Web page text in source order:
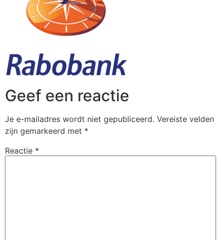
Geef een reactie
Je e-mailadres wordt niet gepubliceerd. Vereiste velden
zijn gemarkeerd met *
Reactie *